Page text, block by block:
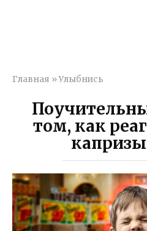
Главная »Улыбнись
том, как